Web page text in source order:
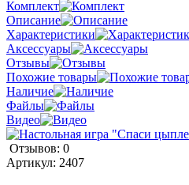
Комплект
Описание
Характеристики
Аксессуары
Отзывы
Похожие товары
Наличие
Файлы
Видео
Отзывов: 0
Артикул: 2407